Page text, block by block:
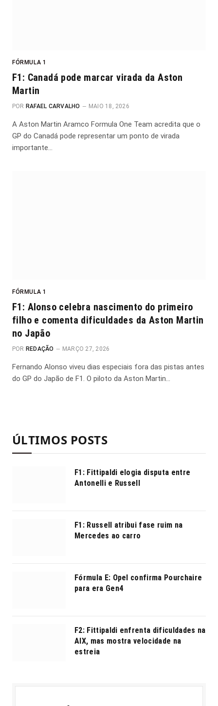
FÓRMULA 1
F1: Canadá pode marcar virada da Aston
Martin
POR RAFAEL CARVALHO MAIO 18, 2026
A Aston Martin Aramco Formula One Team acredita que o
GP do Canadá pode representar um ponto de virada
importante…
FÓRMULA 1
F1: Alonso celebra nascimento do primeiro
filho e comenta dificuldades da Aston Martin
no Japão
POR REDAÇÃO MARÇO 27, 2026
Fernando Alonso viveu dias especiais fora das pistas antes
do GP do Japão de F1. O piloto da Aston Martin…
ÚLTIMOS POSTS
F1: Fittipaldi elogia disputa entre
Antonelli e Russell
F1: Russell atribui fase ruim na
Mercedes ao carro
Fórmula E: Opel confirma Pourchaire
para era Gen4
F2: Fittipaldi enfrenta dificuldades na
AIX, mas mostra velocidade na
estreia